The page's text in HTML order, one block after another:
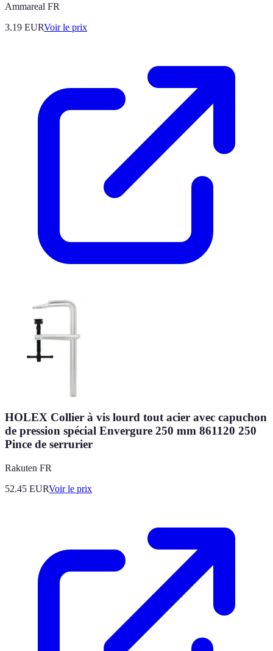
Ammareal FR
3.19 EURVoir le prix
HOLEX Collier à vis lourd tout acier avec capuchon
de pression spécial Envergure 250 mm 861120 250
Pince de serrurier
Rakuten FR
52.45 EURVoir le prix